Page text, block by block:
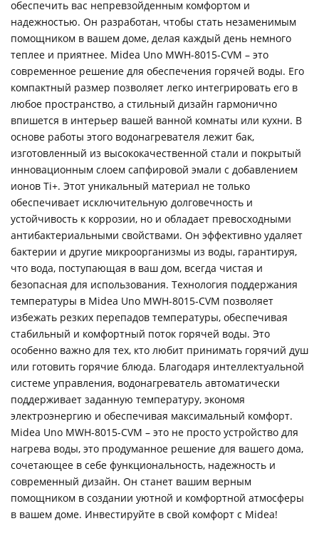
обеспечить вас непревзойденным комфортом и
надежностью. Он разработан, чтобы стать незаменимым
помощником в вашем доме, делая каждый день немного
теплее и приятнее. Midea Uno MWH-8015-CVM – это
современное решение для обеспечения горячей воды. Его
компактный размер позволяет легко интегрировать его в
любое пространство, а стильный дизайн гармонично
впишется в интерьер вашей ванной комнаты или кухни. В
основе работы этого водонагревателя лежит бак,
изготовленный из высококачественной стали и покрытый
инновационным слоем сапфировой эмали с добавлением
ионов Ti+. Этот уникальный материал не только
обеспечивает исключительную долговечность и
устойчивость к коррозии, но и обладает превосходными
антибактериальными свойствами. Он эффективно удаляет
бактерии и другие микроорганизмы из воды, гарантируя,
что вода, поступающая в ваш дом, всегда чистая и
безопасная для использования. Технология поддержания
температуры в Midea Uno MWH-8015-CVM позволяет
избежать резких перепадов температуры, обеспечивая
стабильный и комфортный поток горячей воды. Это
особенно важно для тех, кто любит принимать горячий душ
или готовить горячие блюда. Благодаря интеллектуальной
системе управления, водонагреватель автоматически
поддерживает заданную температуру, экономя
электроэнергию и обеспечивая максимальный комфорт.
Midea Uno MWH-8015-CVM – это не просто устройство для
нагрева воды, это продуманное решение для вашего дома,
сочетающее в себе функциональность, надежность и
современный дизайн. Он станет вашим верным
помощником в создании уютной и комфортной атмосферы
в вашем доме. Инвестируйте в свой комфорт с Midea!